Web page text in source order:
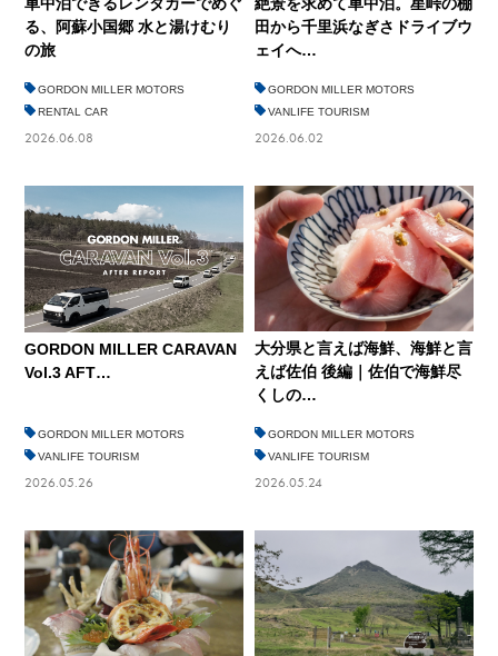
車中泊できるレンタカーでめぐ
る、阿蘇小国郷 水と湯けむり
の旅
GORDON MILLER MOTORS
RENTAL CAR
2026.06.08
絶景を求めて車中泊。星峠の棚
田から千里浜なぎさドライブウ
ェイへ…
GORDON MILLER MOTORS
VANLIFE TOURISM
2026.06.02
GORDON MILLER CARAVAN
Vol.3 AFT…
GORDON MILLER MOTORS
VANLIFE TOURISM
2026.05.26
大分県と言えば海鮮、海鮮と言
えば佐伯 後編｜佐伯で海鮮尽
くしの…
GORDON MILLER MOTORS
VANLIFE TOURISM
2026.05.24